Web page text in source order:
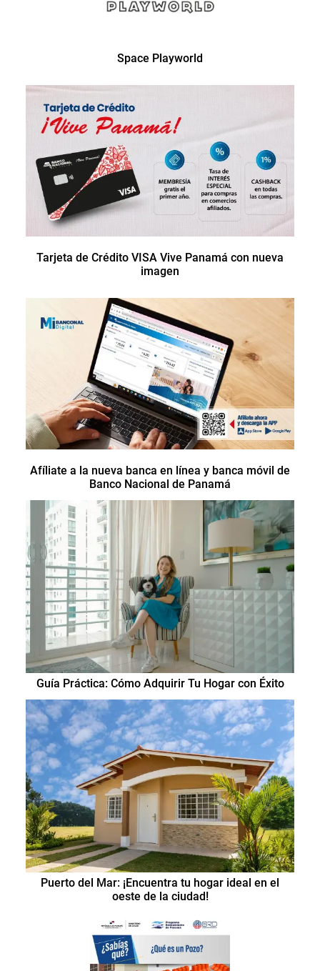
Space Playworld
Tarjeta de Crédito VISA Vive Panamá con nueva
imagen
Afíliate a la nueva banca en línea y banca móvil de
Banco Nacional de Panamá
Guía Práctica: Cómo Adquirir Tu Hogar con Éxito
Puerto del Mar: ¡Encuentra tu hogar ideal en el
oeste de la ciudad!